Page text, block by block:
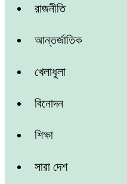
রাজনীতি
আন্তর্জাতিক
খেলাধুলা
বিনোদন
শিক্ষা
সারা দেশ